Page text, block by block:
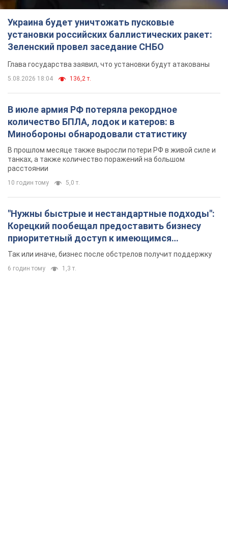
Украина будет уничтожать пусковые
установки российских баллистических ракет:
Зеленский провел заседание СНБО
Глава государства заявил, что установки будут атакованы
5.08.2026 18:04 136,2 т.
В июле армия РФ потеряла рекордное
количество БПЛА, лодок и катеров: в
Минобороны обнародовали статистику
В прошлом месяце также выросли потери РФ в живой силе и
танках, а также количество поражений на большом
расстоянии
10 годин тому 5,0 т.
"Нужны быстрые и нестандартные подходы":
Корецкий пообещал предоставить бизнесу
приоритетный доступ к имеющимся
складским помещениям
Так или иначе, бизнес после обстрелов получит поддержку
6 годин тому 1,3 т.